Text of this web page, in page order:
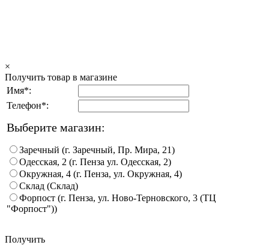
×
Получить товар в магазине
Имя*:
Телефон*:
Выберите магазин:
Заречный (г. Заречный, Пр. Мира, 21)
Одесская, 2 (г. Пенза ул. Одесская, 2)
Окружная, 4 (г. Пенза, ул. Окружная, 4)
Склад (Склад)
Форпост (г. Пенза, ул. Ново-Терновского, 3 (ТЦ
"Форпост"))
Получить